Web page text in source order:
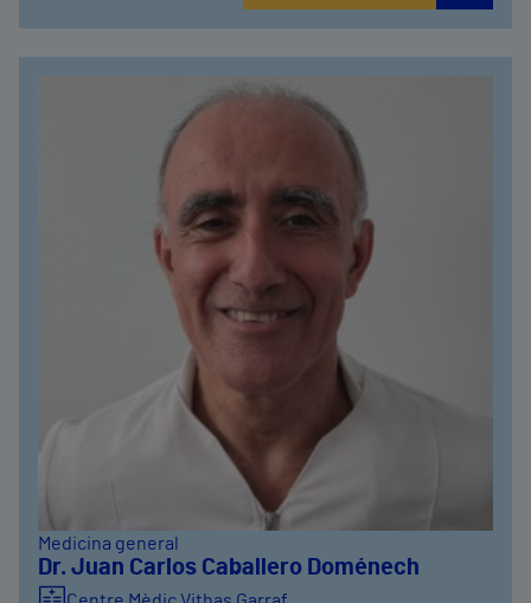
Medicina general
Dr. Juan Carlos Caballero Doménech